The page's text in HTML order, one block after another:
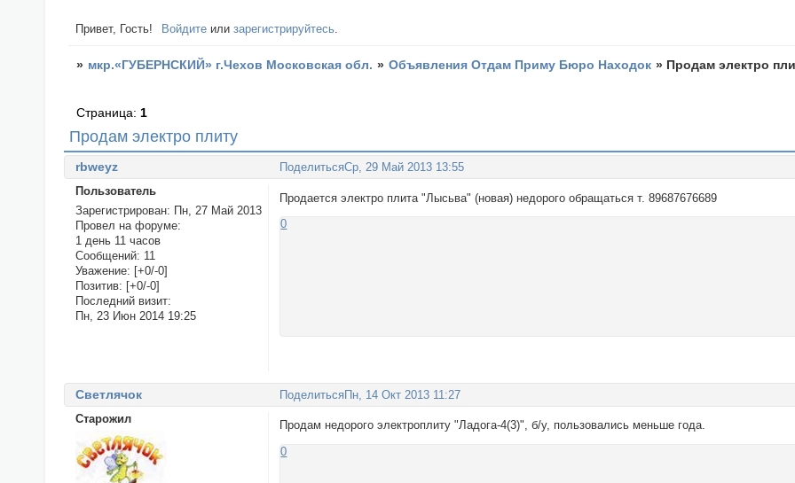
Привет, Гость! Войдите илизарегистрируйтесь.
» мкр.«ГУБЕРНСКИЙ» г.Чехов Московская обл. » Объявления Отдам Приму Бюро Находок » Продам электро
Продам электро плиту
Страница: 1
ПоделитьсяСр, 29 Май 2013 13:55
rbweyz
Пользователь
Зарегистрирован: Пн, 27 Май 2013
Провел на форуме:
1 день 11 часов
Сообщений: 11
Уважение: [+0/-0]
Позитив: [+0/-0]
Последний визит:
Пн, 23 Июн 2014 19:25
Продается электро плита "Лысьва" (новая) недорого обращаться т. 89687676689
0
Поделиться Пн, 14 Окт 2013 11:27
Светлячок
Старожил
Продам недорого электроплиту "Ладога-4(3)", б/у, пользовались меньше года.
0